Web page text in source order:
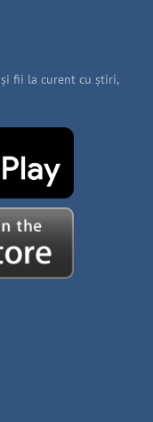
și fii la curent cu știri,